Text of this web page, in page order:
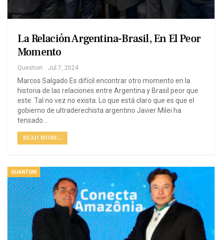
La Relación Argentina-Brasil, En El Peor
Momento
Question Jul 7, 2024
Marcos Salgado Es difícil encontrar otro momento en la
historia de las relaciones entre Argentina y Brasil peor que
este. Tal no vez no exista. Lo que está claro que es que el
gobierno de ultraderechista argentino Javier Milei ha
tensado…
READ MORE...
QUANTUM